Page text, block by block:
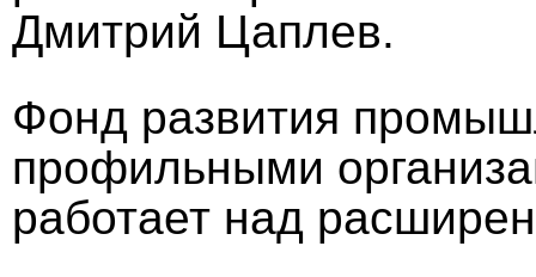
Дмитрий Цаплев.
Фонд развития
профильными
работает над